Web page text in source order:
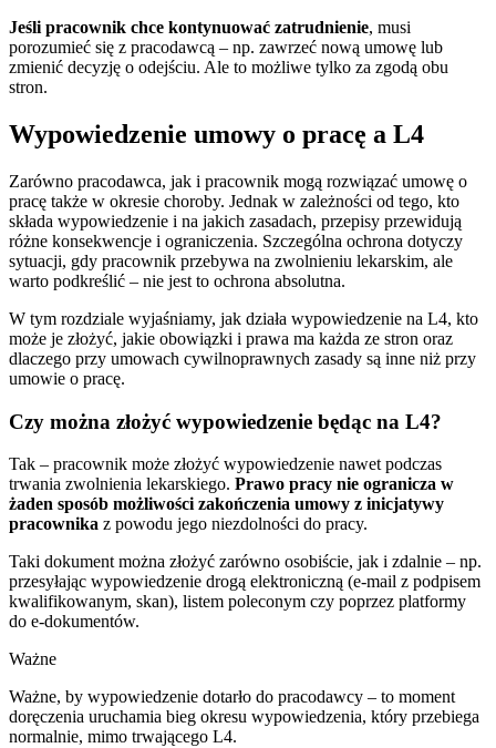
Jeśli pracownik chce kontynuować zatrudnienie, musi
porozumieć się z pracodawcą – np. zawrzeć nową umowę lub
zmienić decyzję o odejściu. Ale to możliwe tylko za zgodą obu
stron.
Wypowiedzenie umowy o pracę a L4
Zarówno pracodawca, jak i pracownik mogą rozwiązać umowę o
pracę także w okresie choroby. Jednak w zależności od tego, kto
składa wypowiedzenie i na jakich zasadach, przepisy przewidują
różne konsekwencje i ograniczenia. Szczególna ochrona dotyczy
sytuacji, gdy pracownik przebywa na zwolnieniu lekarskim, ale
warto podkreślić – nie jest to ochrona absolutna.
W tym rozdziale wyjaśniamy, jak działa wypowiedzenie na L4, kto
może je złożyć, jakie obowiązki i prawa ma każda ze stron oraz
dlaczego przy umowach cywilnoprawnych zasady są inne niż przy
umowie o pracę.
Czy można złożyć wypowiedzenie będąc na L4?
Tak – pracownik może złożyć wypowiedzenie nawet podczas
trwania zwolnienia lekarskiego. Prawo pracy nie ogranicza w
żaden sposób możliwości zakończenia umowy z inicjatywy
pracownika z powodu jego niezdolności do pracy.
Taki dokument można złożyć zarówno osobiście, jak i zdalnie – np.
przesyłając wypowiedzenie drogą elektroniczną (e‑mail z podpisem
kwalifikowanym, skan), listem poleconym czy poprzez platformy
do e‑dokumentów.
Ważne
Ważne, by wypowiedzenie dotarło do pracodawcy – to moment
doręczenia uruchamia bieg okresu wypowiedzenia, który przebiega
normalnie, mimo trwającego L4.